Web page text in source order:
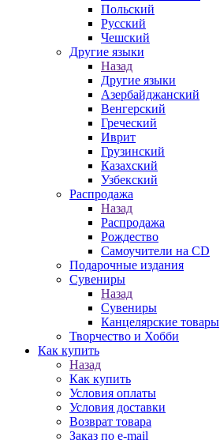
Польский
Русский
Чешский
Другие языки
Назад
Другие языки
Азербайджанский
Венгерский
Греческий
Иврит
Грузинский
Казахский
Узбекский
Распродажа
Назад
Распродажа
Рождество
Самоучители на CD
Подарочные издания
Сувениры
Назад
Сувениры
Канцелярские товары
Творчество и Хобби
Как купить
Назад
Как купить
Условия оплаты
Условия доставки
Возврат товара
Заказ по e-mail